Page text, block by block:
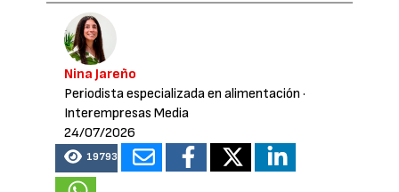
Nina Jareño
Periodista especializada en alimentación ·
Interempresas Media
24/07/2026
19793